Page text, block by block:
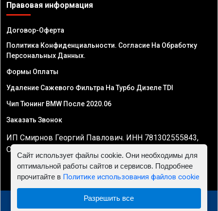
Правовая информация
Договор-Оферта
Политика Конфиденциальности. Согласие На Обработку
Персональных Данных.
Формы Оплаты
Удаление Сажевого Фильтра На Турбо Дизеле TDI
Чип Тюнинг BMW После 2020.06
Заказать Звонок
ИП Смирнов Георгий Павлович. ИНН 781302555843,
ОГРНИП 324470400032610
© 2010 - 2026 Чип тюнинг в Саратове - Автосервис
Сайт использует файлы cookie. Они необходимы для
оптимальной работы сайтов и сервисов. Подробнее
прочитайте в Политике использования файлов cookie
Разрешить все